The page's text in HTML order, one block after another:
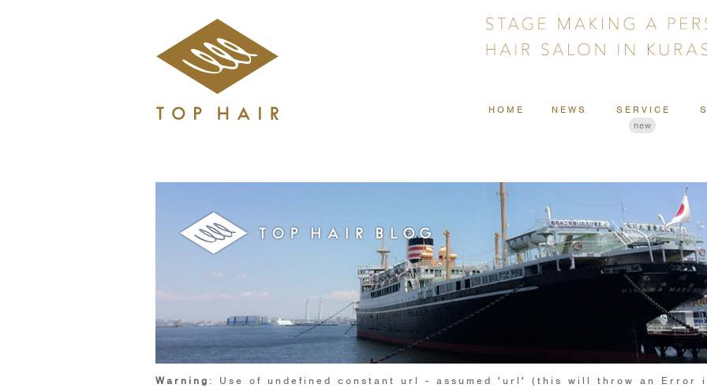
HOME NEWS
SERVICE
new
Warning : Use of undefined constant url - assumed 'url' (this will throw an Error